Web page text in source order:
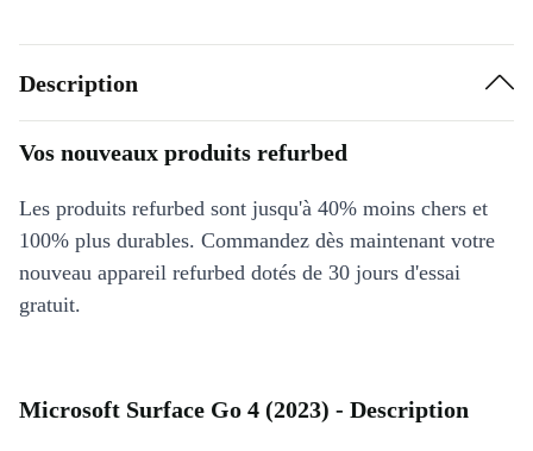
Description
Vos nouveaux produits refurbed
Les produits refurbed sont jusqu'à 40% moins chers et
100% plus durables. Commandez dès maintenant votre
nouveau appareil refurbed dotés de 30 jours d'essai
gratuit.
Microsoft Surface Go 4 (2023) - Description